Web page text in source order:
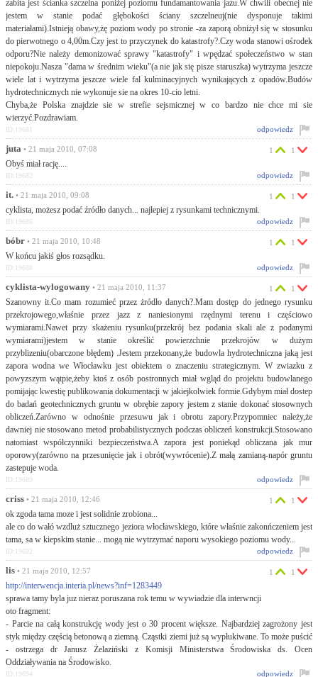
zabita jest ścianka szczelna poniżej poziomu fundamantowania jazu.W chwili obecnej nie
jestem w stanie podać głębokości ściany szczelneuj(nie dysponuje takimi
materiałami).Istnieją obawy,żę poziom wody po stronie -za zaporą obniżył się w stosunku
do pierwotnego o 4,00m.Czy jest to przyczynek do katastrofy?.Czy woda stanowi ośrodek
odporu?Nie należy demonizować sprawy "katastrofy" i wpędzać społeczeństwo w stan
niepokoju.Nasza "dama w średnim wieku"(a nie jak się pisze staruszka) wytrzyma jeszcze
wiele lat i wytrzyma jeszcze wiele fal kulminacyjnych wynikających z opadów.Budów
hydrotechnicznych nie wykonuje sie na okres 10-cio letni.
Chyba,że Polska znajdzie sie w strefie sejsmicznej w co bardzo nie chce mi sie
wierzyć.Pozdrawiam.
odpowiedz
ID:19681
juta • 21 maja 2010, 07:08
Obyś miał rację....
1 1
odpowiedz
ID:19682
it. • 21 maja 2010, 09:08
cyklista, możesz podać źródło danych... najlepiej z rysunkami technicznymi.
1 1
odpowiedz
ID:19686
bóbr • 21 maja 2010, 10:48
W końcu jakiś głos rozsądku.
1 1
odpowiedz
ID:19688
cyklista-wylogowany • 21 maja 2010, 11:37
Szanowny it.Co mam rozumieć przez żródło danych?.Mam dostęp do jednego rysunku
przekrojowego,właśnie przez jazz z naniesionymi rzędnymi terenu i częściowo
wymiarami.Nawet przy skażeniu rysunku(przekrój bez podania skali ale z podanymi
wymiarami)jestem w stanie określić powierzchnie przekrojów w dużym
przyblizeniu(obarczone błędem) .Jestem przekonany,że budowla hydrotechniczna jaką jest
zapora wodna we Włocławku jest obiektem o znaczeniu strategicznym. W zwiazku z
powyzszym wątpie,żeby ktoś z osób postronnych miał wgląd do projektu budowlanego
pomijając kwestię publikowania dokumentacji w jakiejkolwiek formie.Gdybym miał dostep
do badań geotechnicznych gruntu w obrębie zapory jestem z stanie dokonać stosownych
obliczeń.Zarówno w odnośnie przesuwu jak i obrotu zapory.Przypomniec należy,że
dawniej nie stosowano metod probabilistycznych podczas obliczeń konstrukcji.Stosowano
natomiast współczynniki bezpieczeństwa.A zapora jest poniekąd obliczana jak mur
oporowy(zarówno na przesunięcie jak i obrót(wywrócenie).Z małą zamianą-napór gruntu
zastepuje woda.
1 1
odpowiedz
ID:19689
criss • 21 maja 2010, 12:46
ok zgoda tama moze i jest solidnie zrobiona...
ale co do wałó wzdluż sztucznego jeziora włocławskiego, które właśnie zakonńczeniem jest
tama, sa w kiepskim stanie... mogą nie wytrzymać naporu wysokiego poziomu wody...
1 1
odpowiedz
ID:19692
lis • 21 maja 2010, 12:57
http://interwencja.interia.pl/news?inf=1283449
sprawa tamy byla juz nieraz poruszana rok temu w wywiadzie dla interwncji
oto fragment:
- Parcie na całą konstrukcję wody jest o 30 procent większe. Najbardziej zagrożony jest
styk między częścią betonową a ziemną. Cząstki ziemi już są wypłukiwane. To może puścić
- ostrzega dr Janusz Żelaziński z Komisji Ministerstwa Środowiska ds. Ocen
Oddziaływania na Środowisko.
1 1
odpowiedz
ID:19694